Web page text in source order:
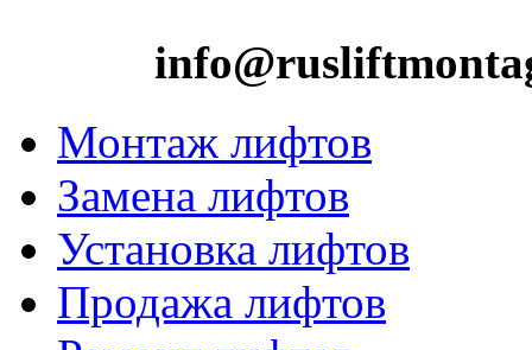
Монтаж лифтов
Замена лифтов
Установка лифтов
Продажа лифтов